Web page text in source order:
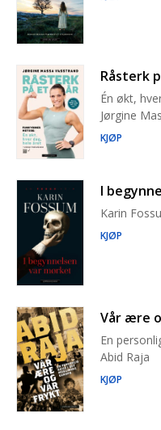
Råsterk
Én økt,
Jørgine
KJØP
I
Karin
KJØP
Vår ære
En
Abid Raja
KJØP